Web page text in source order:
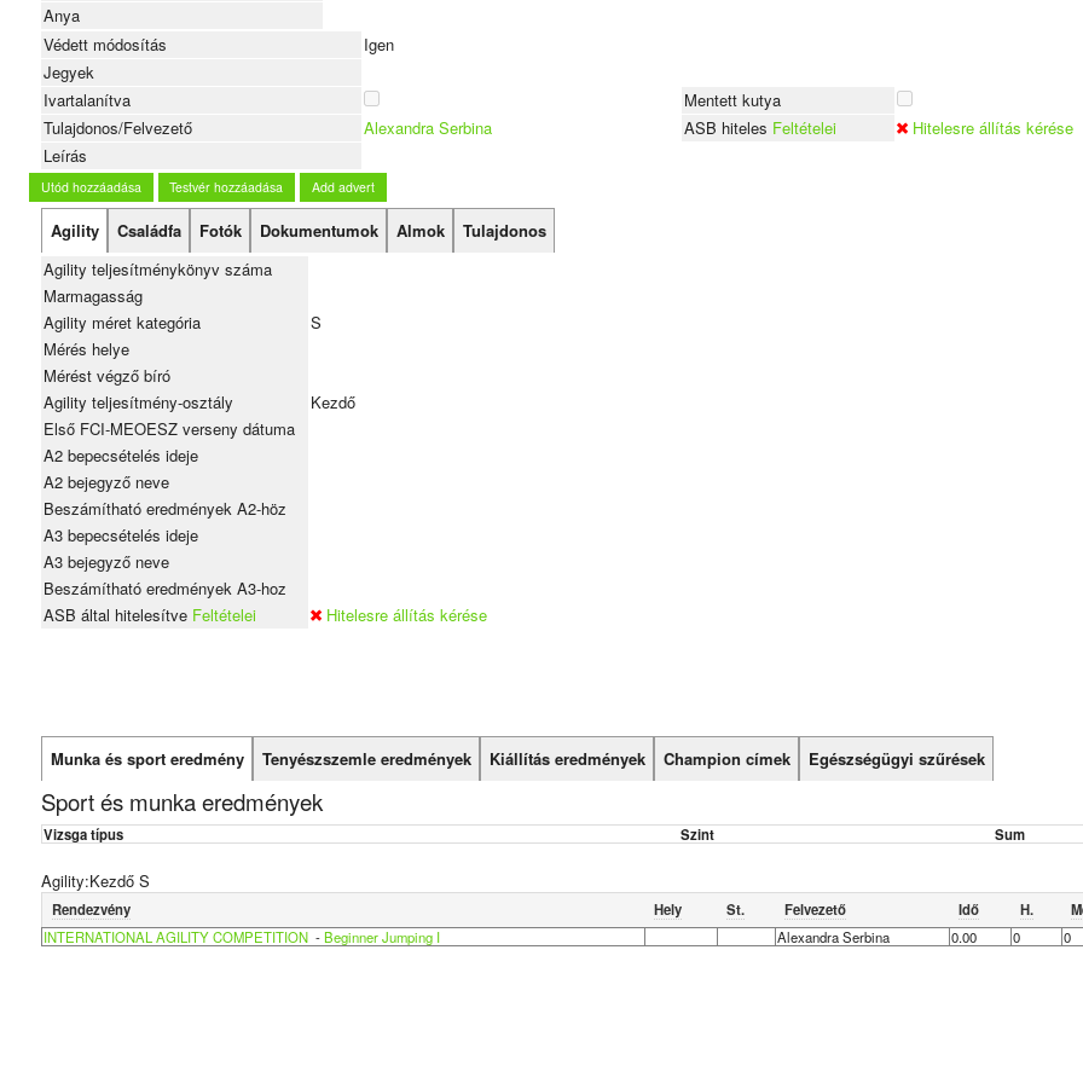
Anya
Védett módosítás
Igen
Jegyek
Ivartalanítva
Mentett kutya
Tulajdonos/Felvezető
Alexandra Serbina ASB hiteles Feltételei
Hitelesre állítás kérése
Leírás
Utód hozzáadása Testvér hozzáadása Add advert
Agility Családfa Fotók Dokumentumok Almok
Tulajdonos
Agility teljesítménykönyv száma
Marmagasság
Agility méret kategória
S
Mérés helye
Mérést végző bíró
Agility teljesítmény-osztály
Kezdő
Első FCI-MEOESZ verseny dátuma
A2 bepecsételés ideje
A2 bejegyző neve
Beszámítható eredmények A2-höz
A3 bepecsételés ideje
A3 bejegyző neve
Beszámítható eredmények A3-hoz
ASB által hitelesítve Feltételei Hitelesre állítás kérése
Munka és sport eredmény Tenyészszemle eredmények Kiállítás eredmények Champion címek Egészségügyi szűrések
Sport és munka eredmények
Vizsga típus Szint Sum
Agility:Kezdő S
Rendezvény Hely St. Felvezető Idő H.
INTERNATIONAL AGILITY COMPETITION-Beginner Jumping I Alexandra Serbina 0.00 0 0